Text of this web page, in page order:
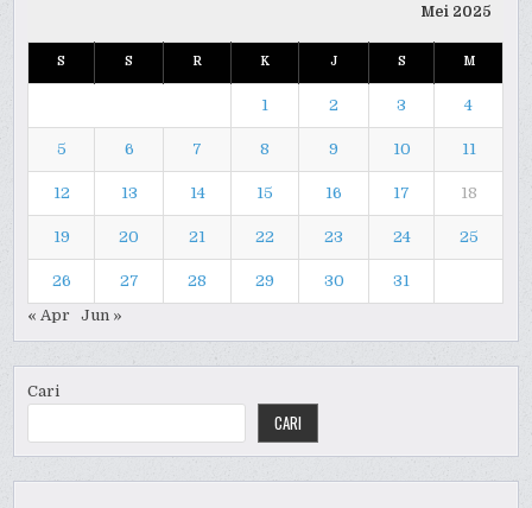
Mei 2025
S S R K J S M
1 2 3 4
5 6 7 8 9 10 11
12 13 14 15 16 17 18
19 20 21 22 23 24 25
26 27 28 29 30
31
« Apr
Jun »
Cari
CARI